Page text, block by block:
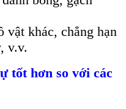
vật khác, chẳng hạn
v.v.
tốt hơn so với các